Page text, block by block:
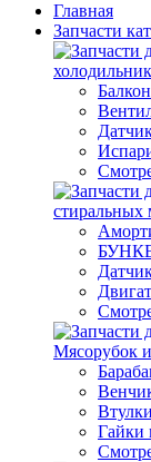
Главная
Запчасти
Мясорубок
Гайки